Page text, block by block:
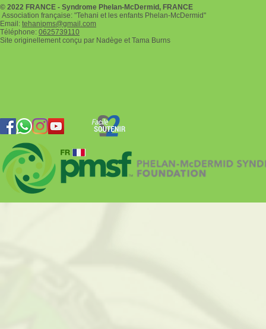
© 2022 FRANCE - Syndrome Phelan-McDermid, FRANCE
Association française: "Tehani et les enfants Phelan-McDermid"
Email: tehanipms@gmail.com
Téléphone: 0625739110
Site originellement conçu par Nadège et Tama Burns